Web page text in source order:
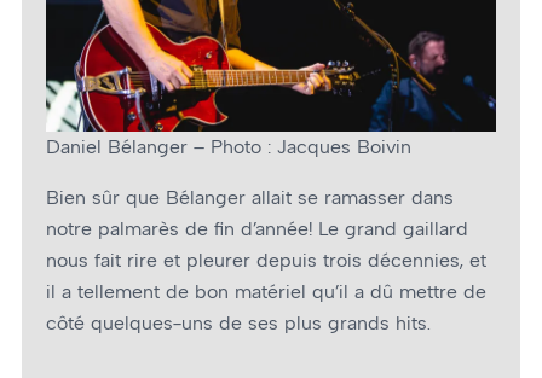
Daniel Bélanger – Photo : Jacques Boivin
Bien sûr que Bélanger allait se ramasser dans
notre palmarès de fin d’année! Le grand gaillard
nous fait rire et pleurer depuis trois décennies, et
il a tellement de bon matériel qu’il a dû mettre de
côté quelques-uns de ses plus grands hits.